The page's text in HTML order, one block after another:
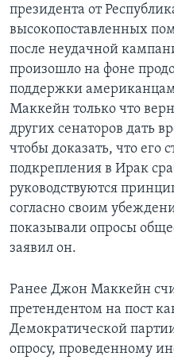
НЬЮ-ЙОРК NEW YORK
АМЕРИКА. БОЛЬШОЕ
ТЕСТЫ
ВИДЕО
ПОДПИСКА НА НОВОСТИ
Learning English
Языки
президента от
высокопоставленных
после неудачной
произошло на фоне
поддержки
Маккейн только что
других сенаторов дать
чтобы доказать, что его
подкрепления в Ирак
руководствуются
согласно своим
показывали опросы
заявил он.
Ранее Джон Маккейн
претендентом на пост
Демократической
опросу, проведенному